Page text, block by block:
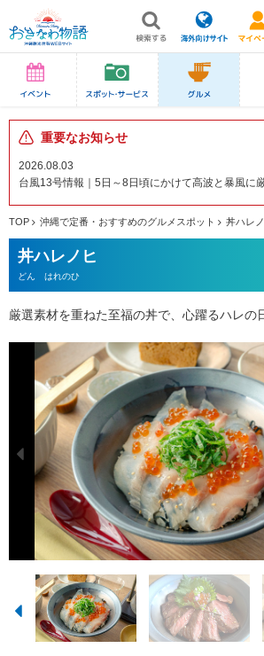
重要なお知らせ
2026.08.03
台風13号情報｜5日～8日頃にかけて高波と暴風に
TOP 沖縄で定番・おすすめのグルメスポット 丼ハレ
丼ハレノヒ
どん はれのひ
厳選素材を重ねた至福の丼で、心躍るハレの